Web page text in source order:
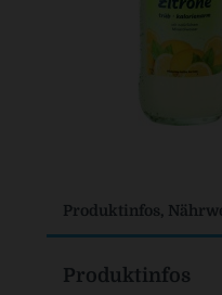
Produktinfos,
Produktinfos